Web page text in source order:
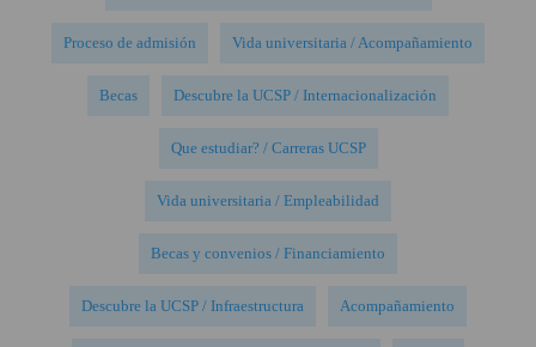
Proceso de admisión Vida universitaria / Acompañamiento
Becas Descubre la UCSP / Internacionalización
Que estudiar? / Carreras UCSP
Vida universitaria / Empleabilidad
Becas y convenios / Financiamiento
Descubre la UCSP / Infraestructura Acompañamiento